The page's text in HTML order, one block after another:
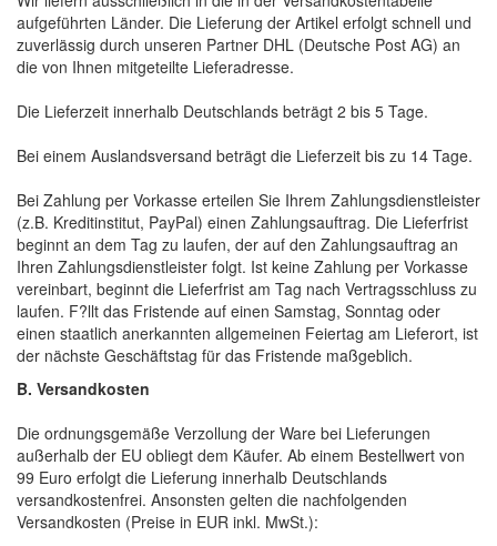
aufgeführten Länder. Die Lieferung der Artikel erfolgt schnell und
zuverlässig durch unseren Partner DHL (Deutsche Post AG) an
die von Ihnen mitgeteilte Lieferadresse.
Die Lieferzeit innerhalb Deutschlands beträgt 2 bis 5 Tage.
Bei einem Auslandsversand beträgt die Lieferzeit bis zu 14 Tage.
Bei Zahlung per Vorkasse erteilen Sie Ihrem Zahlungsdienstleister
(z.B. Kreditinstitut, PayPal) einen Zahlungsauftrag. Die Lieferfrist
beginnt an dem Tag zu laufen, der auf den Zahlungsauftrag an
Ihren Zahlungsdienstleister folgt. Ist keine Zahlung per Vorkasse
vereinbart, beginnt die Lieferfrist am Tag nach Vertragsschluss zu
laufen. F?llt das Fristende auf einen Samstag, Sonntag oder
einen staatlich anerkannten allgemeinen Feiertag am Lieferort, ist
der nächste Geschäftstag für das Fristende maßgeblich.
B. Versandkosten
Die ordnungsgemäße Verzollung der Ware bei Lieferungen
außerhalb der EU obliegt dem Käufer. Ab einem Bestellwert von
99 Euro erfolgt die Lieferung innerhalb Deutschlands
versandkostenfrei. Ansonsten gelten die nachfolgenden
Versandkosten (Preise in EUR inkl. MwSt.):